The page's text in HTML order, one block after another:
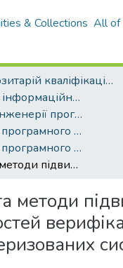
& Collections All of
Репозитарій кваліфікаційних робіт здобувачів вищої освіти
Факультет інформаційних технологій
Кафедра інженерії програмного забезпечення
Інженерія програмного забезпечення (рівень магістр)
Інженерія програмного забезпечення, магістр, 2024
Моделі та методи підвищення можливостей верифікації в комп'ютеризованих системах
методи